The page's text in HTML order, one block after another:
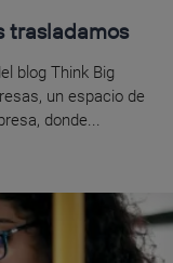
trasladamos
blog Think Big
un espacio de
donde...